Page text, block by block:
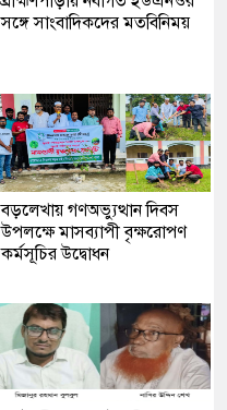
সঙ্গে সাংবাদিকদের মতবিনিময়
বড়লেখায় গণঅভ্যুত্থান দিবস
উপলক্ষে মাসব্যাপী বৃক্ষরোপণ
কর্মসূচির উদ্বোধন